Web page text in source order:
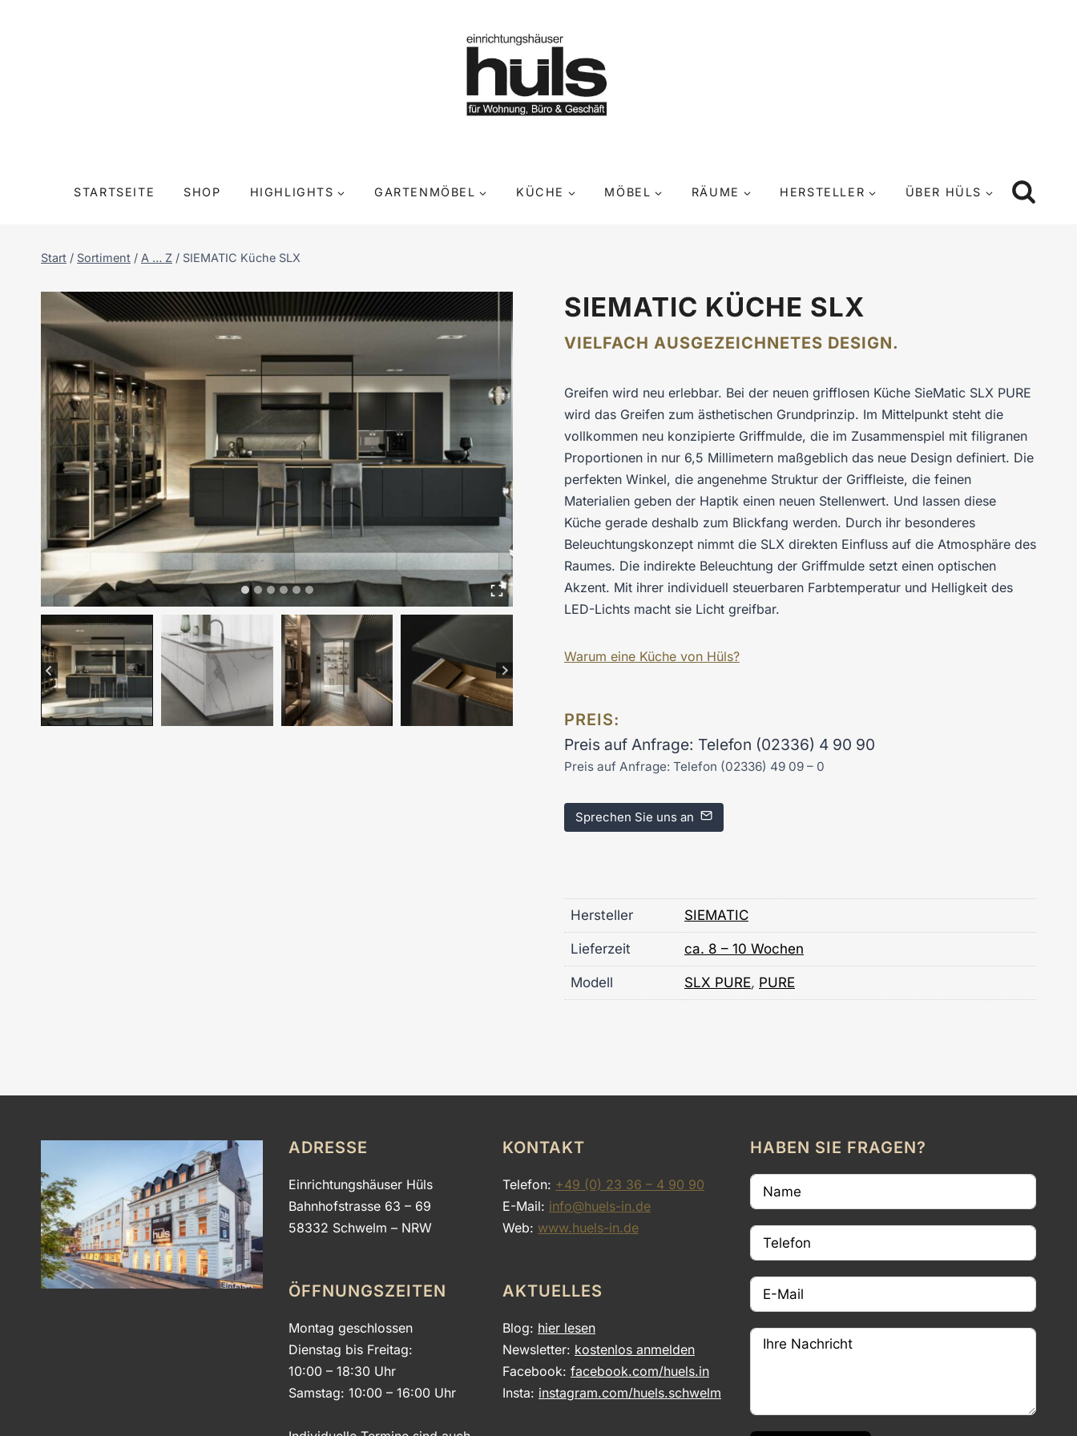
STARTSEITE SHOP HIGHLIGHTS GARTENMÖBEL KÜCHE MÖBEL RÄUME HERSTELLER ÜBER HÜLS
Start / Sortiment / A … Z / SIEMATIC Küche SLX
SIEMATIC KÜCHE SLX
VIELFACH AUSGEZEICHNETES DESIGN.
Greifen wird neu erlebbar. Bei der neuen grifflosen Küche SieMatic SLX PURE
wird das Greifen zum ästhetischen Grundprinzip. Im Mittelpunkt steht die
vollkommen neu konzipierte Griffmulde, die im Zusammenspiel mit filigranen
Proportionen in nur 6,5 Millimetern maßgeblich das neue Design definiert. Die
perfekten Winkel, die angenehme Struktur der Griffleiste, die feinen
Materialien geben der Haptik einen neuen Stellenwert. Und lassen diese
Küche gerade deshalb zum Blickfang werden. Durch ihr besonderes
Beleuchtungskonzept nimmt die SLX direkten Einfluss auf die Atmosphäre des
Raumes. Die indirekte Beleuchtung der Griffmulde setzt einen optischen
Akzent. Mit ihrer individuell steuerbaren Farbtemperatur und Helligkeit des
LED-Lichts macht sie Licht greifbar.
Warum eine Küche von Hüls?
PREIS:
Preis auf Anfrage: Telefon (02336) 4 90 90
Preis auf Anfrage: Telefon (02336) 49 09 – 0
Sprechen Sie uns an
Hersteller SIEMATIC
Lieferzeit ca. 8 – 10 Wochen
Modell SLX PURE, PURE
ADRESSE
Einrichtungshäuser Hüls
Bahnhofstrasse 63 – 69
58332 Schwelm – NRW
ÖFFNUNGSZEITEN
Montag geschlossen
Dienstag bis Freitag:
10:00 – 18:30 Uhr
Samstag: 10:00 – 16:00 Uhr
KONTAKT
Telefon: +49 (0) 23 36 – 4 90 90
E-Mail: info@huels-in.de
Web: www.huels-in.de
AKTUELLES
Blog: hier lesen
Newsletter: kostenlos anmelden
Facebook:facebook.com/huels.in
Insta: instagram.com/huels.schwelm
HABEN SIE FRAGEN?